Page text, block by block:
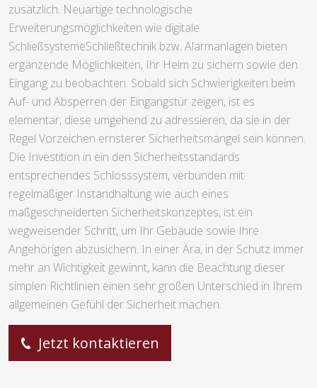
zusätzlich. Neuartige technologische
Erweiterungsmöglichkeiten wie digitale
SchließsystemeSchließtechnik bzw. Alarmanlagen bieten
ergänzende Möglichkeiten, Ihr Heim zu sichern sowie den
Eingang zu beobachten. Sobald sich Schwierigkeiten beim
Auf- und Absperren der Eingangstür zeigen, ist es
elementar, diese umgehend zu adressieren, da sie in der
Regel Vorzeichen ernsterer Sicherheitsmängel sein können.
Die Investition in ein den Sicherheitsstandards
entsprechendes Schlosssystem, verbunden mit
regelmäßiger Instandhaltung wie auch eines
maßgeschneiderten Sicherheitskonzeptes, ist ein
wegweisender Schritt, um Ihr Gebäude sowie Ihre
Angehörigen abzusichern. In einer Ära, in der Schutz immer
mehr an Wichtigkeit gewinnt, kann die Beachtung dieser
simplen Richtlinien einen sehr großen Unterschied in Ihrem
allgemeinen Gefühl der Sicherheit machen.
Jetzt kontaktieren